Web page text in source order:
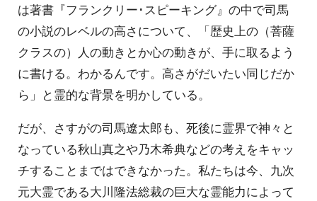
は著書『フランクリー･スピーキング』の中で司馬
の小説のレベルの高さについて、「歴史上の（菩薩
クラスの）人の動きとか心の動きが、手に取るよう
に書ける。わかるんです。高さがだいたい同じだか
ら」と霊的な背景を明かしている。
だが、さすがの司馬遼太郎も、死後に霊界で神々と
なっている秋山真之や乃木希典などの考えをキャッ
チすることまではできなかった。私たちは今、九次
元大霊である大川隆法総裁の巨大な霊能力によって